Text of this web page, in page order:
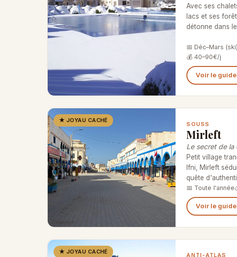
Avec ses
lacs et ses
détonne dans
📅 Déc–Mars
💰 40–90€/j
Voir le
★ JOYAU CACHÉ
SOUSS
Mirleft
Le secret de la
Petit village
Ifni, Mirleft
quête
📅 Toute l'année
Voir le
★ JOYAU CACHÉ
ANTI-ATLAS